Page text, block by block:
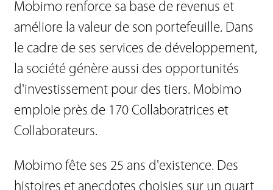
Mobimo renforce sa base de revenus et
améliore la valeur de son portefeuille. Dans
le cadre de ses services de développement,
la société génère aussi des opportunités
d'investissement pour des tiers. Mobimo
emploie près de 170 Collaboratrices et
Collaborateurs.
Mobimo fête ses 25 ans d'existence. Des